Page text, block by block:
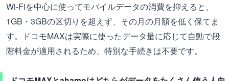
Wi-Fiを中心に使ってモバイルデータの消費を抑えると、
1GB・3GBの区切りを超えず、その月の月額を低く保てま
す。ドコモMAXは実際に使ったデータ量に応じて自動で段
階料金が適用されるため、特別な手続きは不要です。